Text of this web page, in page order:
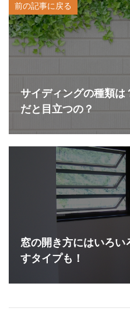
前の記事に戻る
サイディングの種類は
だと目立つの？
窓の開き方にはいろい
すタイプも！